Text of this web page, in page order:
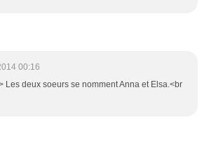
00:16
Les deux soeurs se nomment Anna et Elsa.<br